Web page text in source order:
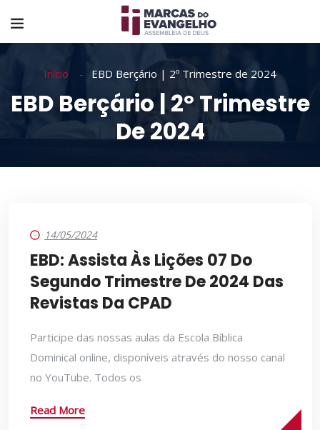
Início EBD Berçário | 2º Trimestre de 2024
EBD Berçário | 2º Trimestre
De 2024
14/05/2024
EBD: Assista Às Lições 07 Do
Segundo Trimestre De 2024 Das
Revistas Da CPAD
Participe das nossas aulas da Escola Bíblica
Dominical online, disponíveis através do nosso canal
no YouTube. Todos os
Read More